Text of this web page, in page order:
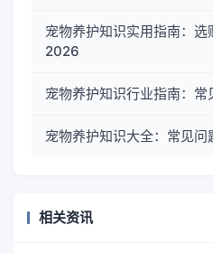
宠物养护知识实用指南：
2026
宠物养护知识行业指南：
宠物养护知识大全：常见问
相关资讯